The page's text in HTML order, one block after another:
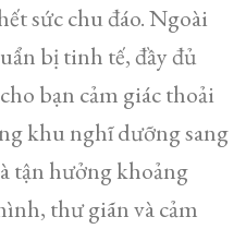
sức chu đáo. Ngoài
bị tinh tế, đầy đủ
bạn cảm giác thoải
khu nghĩ dưỡng sang
tận hưởng khoảng
thư giãn và cảm